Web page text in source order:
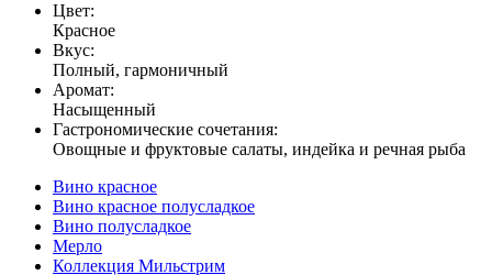
Цвет:
Красное
Вкус:
Полный, гармоничный
Аромат:
Насыщенный
Гастрономические сочетания:
Овощные и фруктовые салаты, индейка и речная рыба
Вино красное
Вино красное полусладкое
Вино полусладкое
Мерло
Коллекция Мильстрим